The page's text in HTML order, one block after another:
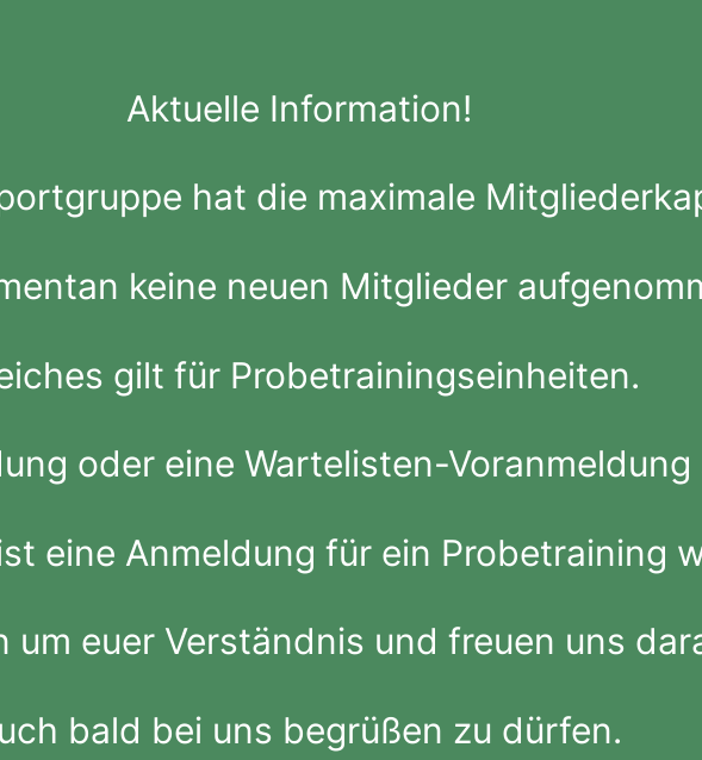
Aktuelle Information!
hat die maximale
keine neuen Mitglieder
gilt für Probetrainingseinheiten.
oder eine Wartelisten-
eine Anmeldung für ein Probetraining
um euer Verständnis und freuen uns
bald bei uns begrüßen zu dürfen.